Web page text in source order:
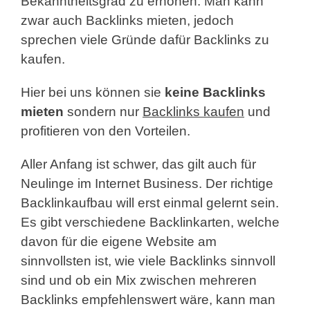
zwar auch Backlinks mieten, jedoch
sprechen viele Gründe dafür Backlinks zu
kaufen.
Hier bei uns können sie keine Backlinks
mieten sondern nur Backlinks kaufen und
profitieren von den Vorteilen.
Aller Anfang ist schwer, das gilt auch für
Neulinge im Internet Business. Der richtige
Backlinkaufbau will erst einmal gelernt sein.
Es gibt verschiedene Backlinkarten, welche
davon für die eigene Website am
sinnvollsten ist, wie viele Backlinks sinnvoll
sind und ob ein Mix zwischen mehreren
Backlinks empfehlenswert wäre, kann man